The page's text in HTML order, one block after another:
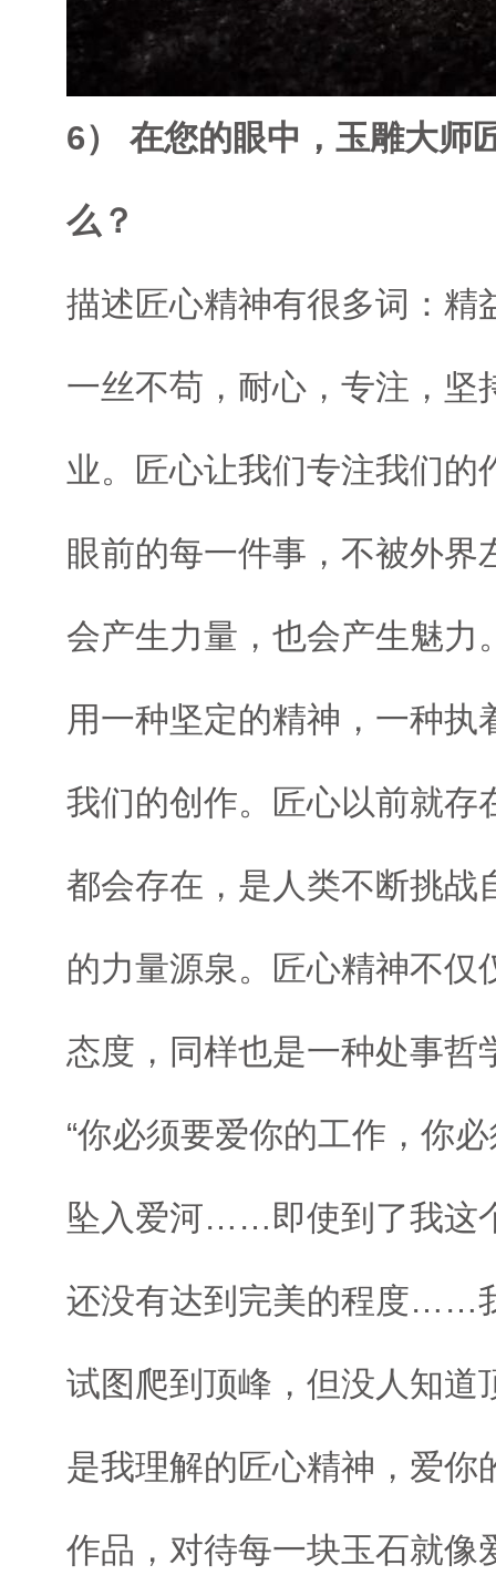
6） 在您的眼中，玉雕大师
么？
描述匠心精神有很多词：精
一丝不苟，耐心，专注，坚
业。匠心让我们专注我们的
眼前的每一件事，不被外界
会产生力量，也会产生魅力
用一种坚定的精神，一种执
我们的创作。匠心以前就存
都会存在，是人类不断挑战
的力量源泉。匠心精神不仅
态度，同样也是一种处事哲
“你必须要爱你的工作，你
坠入爱河……即使到了我这
还没有达到完美的程度……
试图爬到顶峰，但没人知道
是我理解的匠心精神，爱你
作品，对待每一块玉石就像